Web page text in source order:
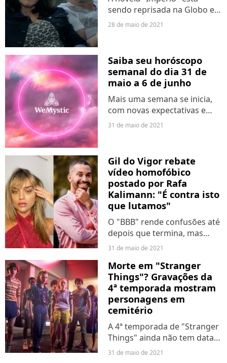
sendo reprisada na Globo e,
com o sucesso que ela foi na
No entanto, na época nossa
cabeça era diferente e...
28 de maio de 2021
Saiba seu horóscopo
semanal do dia 31 de
maio a 6 de junho
Mais uma semana se inicia,
com novas expectativas e
esperanças de energias
semanal para você saber
exatamente o que esperar
de...
31 de maio de 2021
Gil do Vigor rebate
vídeo homofóbico
postado por Rafa
Kalimann: "É contra isto
que lutamos"
O "BBB" rende confusões até
depois que termina, mas
dessa vez o assunto é bem
com o que rolou no
programa. Rafa Kalimann, ex-
participante da edição de
2020,...
31 de maio de 2021
Morte em "Stranger
Things"? Gravações da
4ª temporada mostram
personagens em
cemitério
A 4ª temporada de "Stranger
Things" ainda não tem data
de estreia, mas já promete
31 de maio de 2021